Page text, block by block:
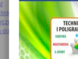
dostępności